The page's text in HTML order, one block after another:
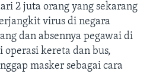
2 juta orang yang sekarang
virus di negara
dan absennya pegawai di
kereta dan bus,
masker sebagai cara